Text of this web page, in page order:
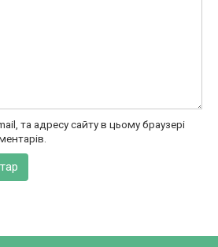
та адресу сайту в цьому браузері